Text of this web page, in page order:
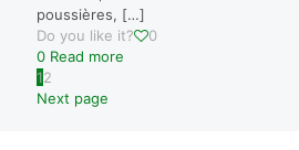
poussières, […]
Do you like it?
0
0 Read more
12
Next page